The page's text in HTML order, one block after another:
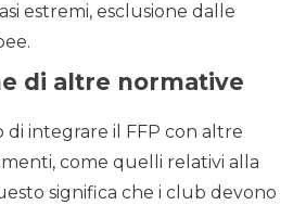
estremi, esclusione dalle
di altre normative
di integrare il FFP con altre
come quelli relativi alla
significa che i club devono